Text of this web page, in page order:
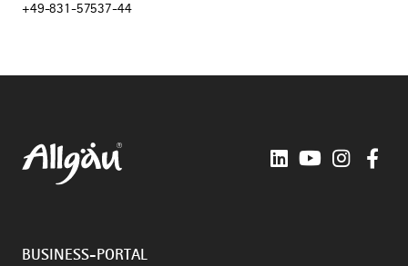
+49-831-57537-44
LinkedInYouTube
BUSINESS-PORTAL